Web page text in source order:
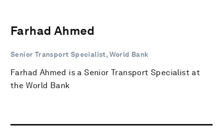
Farhad Ahmed
Senior Transport Specialist, World Bank
Farhad Ahmed is a Senior Transport Specialist at
the World Bank